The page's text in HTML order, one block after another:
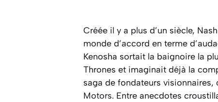
Créée il y a plus d’un siècle,
monde d’accord en terme
Kenosha sortait la baignoire la
Thrones et imaginait déjà la
saga de fondateurs
Motors. Entre anecdotes